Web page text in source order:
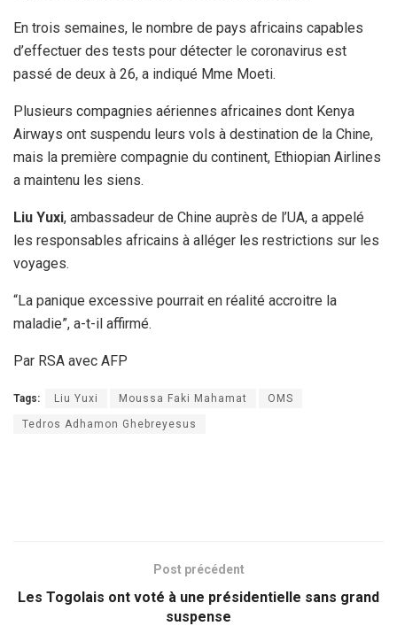
En trois semaines, le nombre de pays africains capables
d’effectuer des tests pour détecter le coronavirus est
passé de deux à 26, a indiqué Mme Moeti.
Plusieurs compagnies aériennes africaines dont Kenya
Airways ont suspendu leurs vols à destination de la Chine,
mais la première compagnie du continent, Ethiopian Airlines
a maintenu les siens.
Liu Yuxi, ambassadeur de Chine auprès de l’UA, a appelé
les responsables africains à alléger les restrictions sur les
voyages.
“La panique excessive pourrait en réalité accroitre la
maladie”, a-t-il affirmé.
Par RSA avec AFP
Tags: Liu Yuxi Moussa Faki Mahamat OMS
Tedros Adhamon Ghebreyesus
Post précédent
Les Togolais ont voté à une présidentielle sans grand
suspense